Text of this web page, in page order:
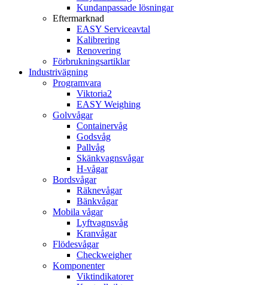
Kundanpassade lösningar
Eftermarknad
EASY Serviceavtal
Kalibrering
Renovering
Förbrukningsartiklar
Industrivägning
Programvara
Viktoria2
EASY Weighing
Golvvågar
Containervåg
Godsvåg
Pallvåg
Skänkvagnsvågar
H-vågar
Bordsvågar
Räknevågar
Bänkvågar
Mobila vågar
Lyftvagnsvåg
Kranvågar
Flödesvågar
Checkweigher
Komponenter
Viktindikatorer